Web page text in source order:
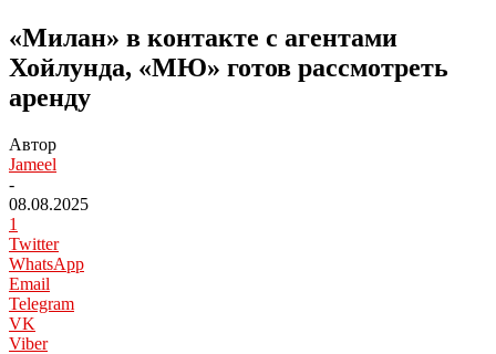
«Милан» в контакте с агентами
Хойлунда, «МЮ» готов рассмотреть
аренду
Автор
Jameel
-
08.08.2025
1
Twitter
WhatsApp
Email
Telegram
VK
Viber